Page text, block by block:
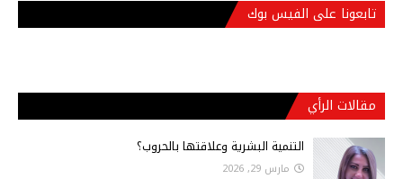
تابعونا على الفيس بوك
مقالات الرأي
التنمية البشرية وعلاقتها بالحروب؟
مارس 29, 2026